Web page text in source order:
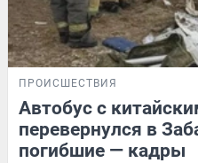
ПРОИСШЕСТВИЯ
Автобус с
перевернулся в
погибшие — кадры